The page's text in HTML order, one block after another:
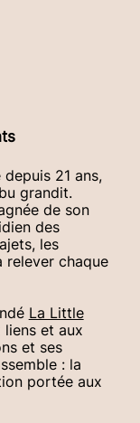
21 ans,
grandit.
de son
des
les
relever chaque
La Little
liens et aux
et ses
: la
portée aux